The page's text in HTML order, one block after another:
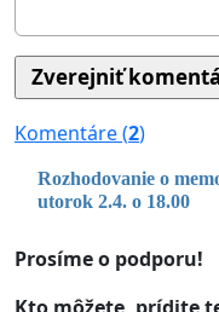
Komentáre (2)
Rozhodovanie o
utorok 2.4. o 18.00
Prosíme o podporu!
Kto môžete, prídite